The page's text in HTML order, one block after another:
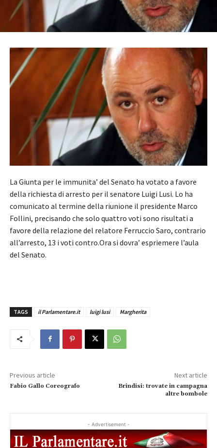
La Giunta per le immunita’ del Senato ha votato a favore
della richiesta di arresto per il senatore Luigi Lusi. Lo ha
comunicato al termine della riunione il presidente Marco
Follini, precisando che solo quattro voti sono risultati a
favore della relazione del relatore Ferruccio Saro, contrario
all’arresto, 13 i voti contro.Ora si dovra’ espriemere l’aula
del Senato.
TAGS il Parlamentare.it luigi lusi Margherita
Previous article
Fabio Gallo Coreografo
Next article
Brindisi: trovate in campagna
altre bombole
- Advertisement -